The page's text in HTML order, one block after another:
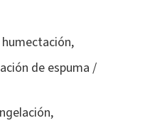
de espuma /